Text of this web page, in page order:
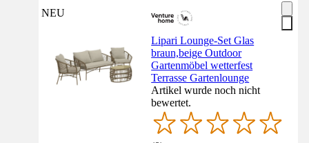
NEU
Lipari Lounge-Set Glas
braun,beige Outdoor
Gartenmöbel wetterfest
Terrasse Gartenlounge
Artikel wurde noch nicht
bewertet.